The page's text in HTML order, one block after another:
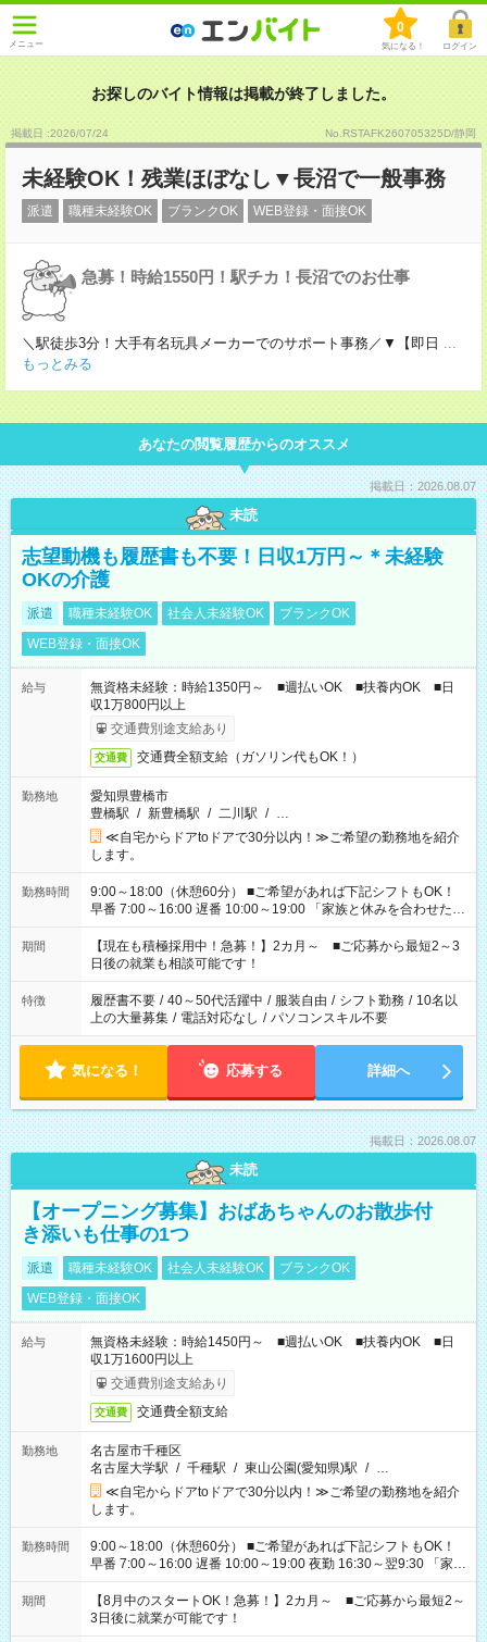
メニュー
0
気になる！ ログイン
お探しのバイト情報は掲載が終了しました。
掲載日 :2026/07/24 No.RSTAFK260705325D/静岡
未経験OK！残業ほぼなし▼長沼で一般事務
派遣 職種未経験OK ブランクOK WEB登録・面接OK
急募！時給1550円！駅チカ！長沼でのお仕事
＼駅徒歩3分！大手有名玩具メーカーでのサポート事務／▼【即日 ...
もっとみる
あなたの閲覧履歴からのオススメ
掲載日：2026.08.07
未読
志望動機も履歴書も不要！日収1万円～＊未経験
OKの介護
派遣 職種未経験OK 社会人未経験OK
ブランクOK
WEB登録・面接OK
給与
無資格未経験：時給1350円～ ■週払いOK ■扶養内OK ■日
収1万800円以上
交通費別途支給あり
交通費 交通費全額支給（ガソリン代もOK！）
勤務地
愛知県豊橋市
豊橋駅 / 新豊橋駅 / 二川駅 / …
≪自宅からドアtoドアで30分以内！≫ご希望の勤務地を紹介
します。
勤務時間
9:00～18:00（休憩60分） ■ご希望があれば下記シフトもOK！
早番 7:00～16:00 遅番 10:00～19:00 「家族と休みを合わせた
い」 「余裕を持って夕飯の準備がしたい」 「できれば残業はし
たくない」 など、ご希望を教えてくださいね。 ※Wワーク希望
の方へ 今ご覧のお仕事で希望する勤務時間と、もう1つのお仕事
の勤務時間。 合計で週40時間を超える場合は応募できません。
期間
【現在も積極採用中！急募！】2カ月～ ■ご応募から最短2～3
日後の就業も相談可能です！
特徴 履歴書不要 / 40～50代活躍中 / 服装自由 / シフト勤務 / 10名以
上の大量募集 / 電話対応なし / パソコンスキル不要
気になる！ 応募する 詳細へ
掲載日：2026.08.07
未読
【オープニング募集】おばあちゃんのお散歩付
き添いも仕事の1つ
派遣 職種未経験OK 社会人未経験OK
ブランクOK
WEB登録・面接OK
給与
無資格未経験：時給1450円～ ■週払いOK ■扶養内OK ■日
収1万1600円以上
交通費別途支給あり
交通費 交通費全額支給
勤務地
名古屋市千種区
名古屋大学駅 / 千種駅 / 東山公園(愛知県)駅 / …
≪自宅からドアtoドアで30分以内！≫ご希望の勤務地を紹介
します。
勤務時間
9:00～18:00（休憩60分） ■ご希望があれば下記シフトもOK！
早番 7:00～16:00 遅番 10:00～19:00 夜勤 16:30～翌9:30 「家族
と休みを合わせたい」 「余裕を持って夕飯の準備がしたい」
「できれば残業はしたくない」 など、ご希望を教えてください
ね。 ※Wワーク希望の方へ 今ご覧のお仕事で希望する勤務時間
と、もう1つのお仕事の勤務時間。 合計で週40時間を超える場
期間
【8月中のスタートOK！急募！】2カ月～ ■ご応募から最短2～
3日後に就業が可能です！